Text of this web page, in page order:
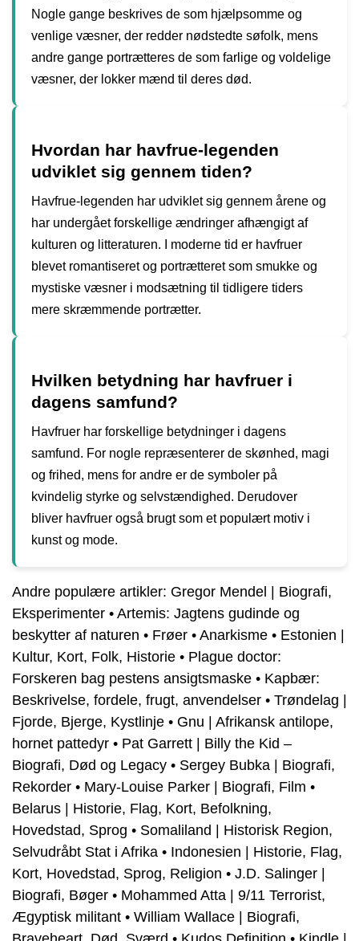
Nogle gange beskrives de som hjælpsomme og
venlige væsner, der redder nødstedte søfolk, mens
andre gange portrætteres de som farlige og voldelige
væsner, der lokker mænd til deres død.
Hvordan har havfrue-legenden
udviklet sig gennem tiden?
Havfrue-legenden har udviklet sig gennem årene og
har undergået forskellige ændringer afhængigt af
kulturen og litteraturen. I moderne tid er havfruer
blevet romantiseret og portrætteret som smukke og
mystiske væsner i modsætning til tidligere tiders
mere skræmmende portrætter.
Hvilken betydning har havfruer i
dagens samfund?
Havfruer har forskellige betydninger i dagens
samfund. For nogle repræsenterer de skønhed, magi
og frihed, mens for andre er de symboler på
kvindelig styrke og selvstændighed. Derudover
bliver havfruer også brugt som et populært motiv i
kunst og mode.
Andre populære artikler: Gregor Mendel | Biografi,
Eksperimenter • Artemis: Jagtens gudinde og
beskytter af naturen • Frøer • Anarkisme • Estonien |
Kultur, Kort, Folk, Historie • Plague doctor:
Forskeren bag pestens ansigtsmaske • Kapbær:
Beskrivelse, fordele, frugt, anvendelser • Trøndelag |
Fjorde, Bjerge, Kystlinje • Gnu | Afrikansk antilope,
hornet pattedyr • Pat Garrett | Billy the Kid –
Biografi, Død og Legacy • Sergey Bubka | Biografi,
Rekorder • Mary-Louise Parker | Biografi, Film •
Belarus | Historie, Flag, Kort, Befolkning,
Hovedstad, Sprog • Somaliland | Historisk Region,
Selvudråbt Stat i Afrika • Indonesien | Historie, Flag,
Kort, Hovedstad, Sprog, Religion • J.D. Salinger |
Biografi, Bøger • Mohammed Atta | 9/11 Terrorist,
Ægyptisk militant • William Wallace | Biografi,